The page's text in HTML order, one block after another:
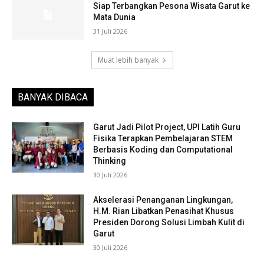
Siap Terbangkan Pesona Wisata Garut ke
Mata Dunia
31 Juli 2026
Muat lebih banyak
BANYAK DIBACA
Garut Jadi Pilot Project, UPI Latih Guru
Fisika Terapkan Pembelajaran STEM
Berbasis Koding dan Computational
Thinking
30 Juli 2026
Akselerasi Penanganan Lingkungan,
H.M. Rian Libatkan Penasihat Khusus
Presiden Dorong Solusi Limbah Kulit di
Garut
30 Juli 2026